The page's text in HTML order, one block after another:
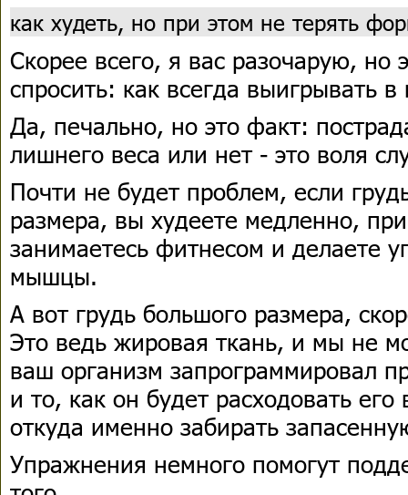
как худеть, но при этом не терять
Скорее всего, я вас разочарую, но
спросить: как всегда выигрывать в
Да, печально, но это факт:
лишнего веса или нет - это воля
Почти не будет проблем, если
размера, вы худеете медленно,
занимаетесь фитнесом и делаете
мышцы.
А вот грудь большого размера,
Это ведь жировая ткань, и мы не
ваш организм запрограммировал
и то, как он будет расходовать
откуда именно забирать
Упражнения немного помогут